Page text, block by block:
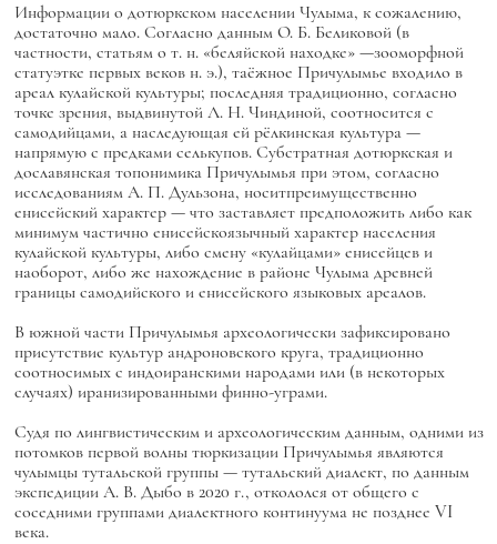
Информации о дотюркском населении Чулыма, к сожалению,
достаточно мало. Согласно данным О. Б. Беликовой (в
частности, статьям о т. н. «беляйской находке» —зооморфной
статуэтке первых веков н. э.), таёжное Причулымье входило в
ареал кулайской культуры; последняя традиционно, согласно
точке зрения, выдвинутой Л. Н. Чиндиной, соотносится с
самодийцами, а наследующая ей рёлкинская культура —
напрямую с предками селькупов. Субстратная дотюркская и
дославянская топонимика Причулымья при этом, согласно
исследованиям А. П. Дульзона, носитпреимущественно
енисейский характер — что заставляет предположить либо как
минимум частично енисейскоязычный характер населения
кулайской культуры, либо смену «кулайцами» енисейцев и
наоборот, либо же нахождение в районе Чулыма древней
границы самодийского и енисейского языковых ареалов.
В южной части Причулымья археологически зафиксировано
присутствие культур андроновского круга, традиционно
соотносимых с индоиранскими народами или (в некоторых
случаях) иранизированными финно-уграми.
Судя по лингвистическим и археологическим данным, одними из
потомков первой волны тюркизации Причулымья являются
чулымцы тутальской группы — тутальский диалект, по данным
экспедиции А. В. Дыбо в 2020 г., откололся от общего с
соседними группами диалектного континуума не позднее VI
века.